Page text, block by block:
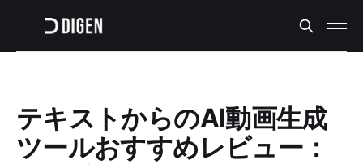
テキストからのAI動画生成
ツールおすすめレビュー：